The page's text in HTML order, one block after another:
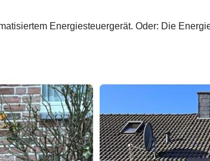
Energiesteuergerät. Oder: Die